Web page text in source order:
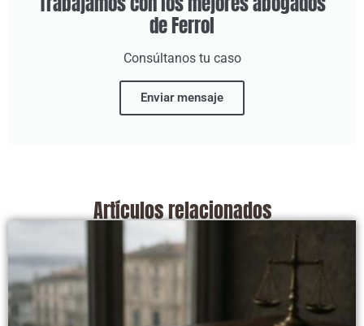
de Ferrol
Consúltanos tu caso
Enviar mensaje
Artículos relacionados